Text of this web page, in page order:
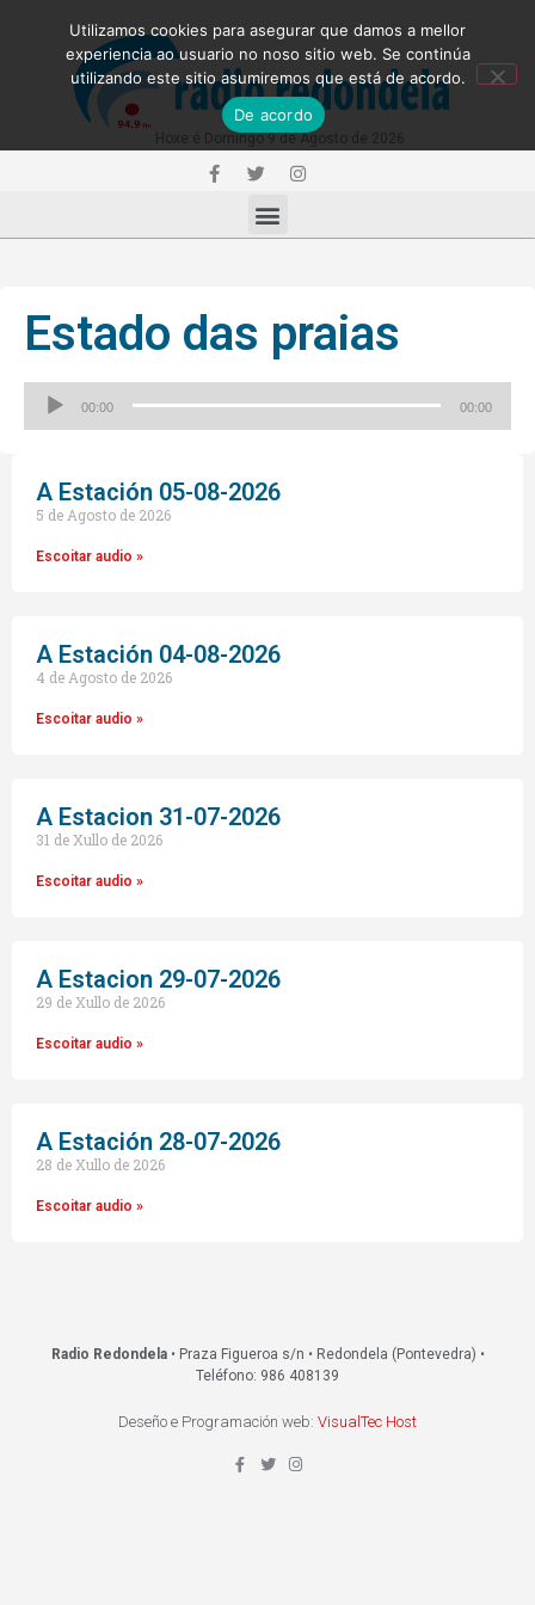
Estado das praias
00:00 00:00
A Estación 05-08-2026
5 de Agosto de 2026
Escoitar audio »
A Estación 04-08-2026
4 de Agosto de 2026
Escoitar audio »
A Estacion 31-07-2026
31 de Xullo de 2026
Escoitar audio »
A Estacion 29-07-2026
29 de Xullo de 2026
Escoitar audio »
A Estación 28-07-2026
28 de Xullo de 2026
Escoitar audio »
Radio Redondela• Praza Figueroa s/n • Redondela (Pontevedra) •
Teléfono: 986 408139
Deseño e Programación web: VisualTec Host
Utilizamos cookies para asegurar que damos a mellor
experiencia ao usuario no noso sitio web. Se continúa
utilizando este sitio asumiremos que está de acordo.
De acordo